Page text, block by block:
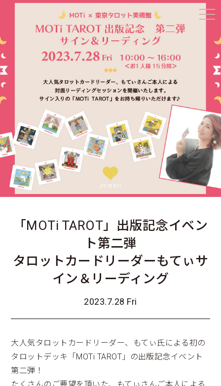
「MOTi TAROT」出版記念イベン
ト第二弾
タロットカードリーダーもてぃサ
イン＆リーディング
2023.7.28 Fri
大人気タロットカードリーダー、もてぃ氏による初の
タロットデッキ「MOTi TAROT」の出版記念イベント
第二弾！